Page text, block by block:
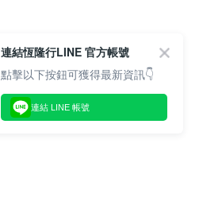
連結恆隆行LINE 官方帳號
點擊以下按鈕可獲得最新資訊👇
連結 LINE 帳號